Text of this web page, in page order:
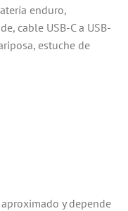
enduro,
cable USB-C a USB-
estuche de
y depende